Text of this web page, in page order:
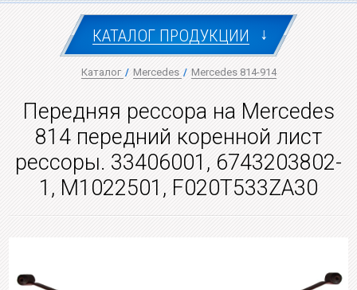
КАТАЛОГ ПРОДУКЦИИ ↓
Каталог / Mercedes / Mercedes 814-914
Передняя рессора на Mercedes
814 передний коренной лист
рессоры. 33406001, 6743203802-
1, M1022501, F020T533ZA30